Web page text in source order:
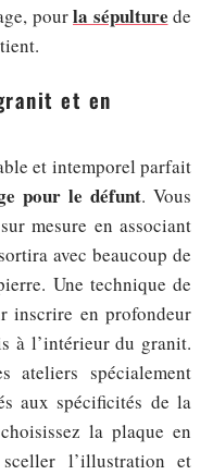
pourla sépulture de
et en
et intemporel parfait
pour le défunt. Vous
mesure en associant
avec beaucoup de
Une technique de
inscrire en profondeur
à l’intérieur du granit.
ateliers spécialement
aux spécificités de la
la plaque en
l’illustration et